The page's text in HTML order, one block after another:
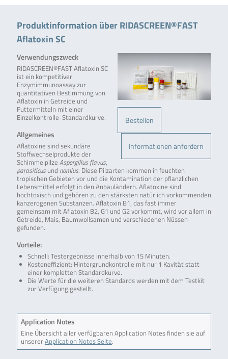
Produktinformation über RIDASCREEN®FAST
Aflatoxin SC
Bestellen
Informationen anfordern
Verwendungszweck
RIDASCREEN®FAST Aflatoxin SC
ist ein kompetitiver
Enzymimmunoassay zur
quantitativen Bestimmung von
Aflatoxin in Getreide und
Futtermitteln mit einer
Einzelkontrolle-Standardkurve.
Allgemeines
Aflatoxine sind sekundäre
Stoffwechselprodukte der
Schimmelpilze Aspergillus flavus,
parasiticusund nomius. Diese Pilzarten kommen in feuchten
tropischen Gebieten vor und die Kontamination der pflanzlichen
Lebensmittel erfolgt in den Anbauländern. Aflatoxine sind
hochtoxisch und gehören zu den stärksten natürlich vorkommenden
kanzerogenen Substanzen. Aflatoxin B1, das fast immer
gemeinsam mit Aflatoxin B2, G1 und G2 vorkommt, wird vor allem in
Getreide, Mais, Baumwollsamen und verschiedenen Nüssen
gefunden.
Vorteile:
Schnell: Testergebnisse innerhalb von 15 Minuten.
Kosteneffizient: Hintergrundkontrolle mit nur 1 Kavität statt
einer kompletten Standardkurve.
Die Werte für die weiteren Standards werden mit dem Testkit
zur Verfügung gestellt.
Application Notes
Eine Übersicht aller verfügbaren Application Notes finden sie auf
unsererApplication Notes Seite.